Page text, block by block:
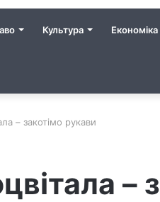
Культура Економіка
– закотімо рукави
–